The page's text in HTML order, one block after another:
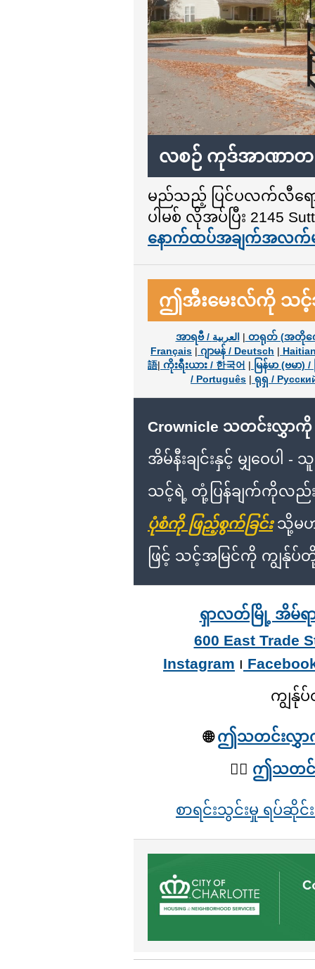
လစဉ် ကုဒ်အာဏာတ
မည်သည့် ပြင်ပလက်လီရောင်
ပါမစ် လိုအပ်ပြီး 2145
နောက်ထပ်အချက်အလက်မ
ဤအီးမေးလ်ကို သင့်ဘ
အာရဗီ / العربية | တရုတ် (အတိုကေ
Français | ဂျာမန် / Deutsch |
語| ကိုးရီးယား / 한국어 | မြန်မာ (ဗမာ) /
/ Português | ရုရှ /
Crownicle သတင်းလွှာ
အိမ်နီးချင်းနှင့် မျှဝေပါ
သင့်ရဲ့ တုံ့ပြန်ချက်ကိုလည်
ပုံစံကို ဖြည့်စွက်ခြင်းသို့မဟု
ဖြင့် သင့်အမြင်ကို ကျွန်ုပ်
ရှာလတ်မြို့ အိမ်ရာ
600 East Trade
Instagram ၊
ကျွန်ု
🌐ဤသတင်းလွှာ
✍🏽 ဤသတင်း
စာရင်းသွင်းမှု ရပ်ဆိုင်